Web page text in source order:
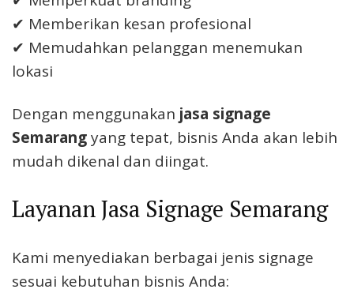
✔ Memberikan kesan profesional
✔ Memudahkan pelanggan menemukan
lokasi
Dengan menggunakan jasa signage
Semarangyang tepat, bisnis Anda akan lebih
mudah dikenal dan diingat.
Layanan Jasa Signage Semarang
Kami menyediakan berbagai jenis signage
sesuai kebutuhan bisnis Anda: